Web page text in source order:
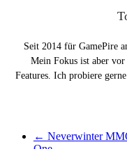
Seit 2014 für GamePire
Mein Fokus ist aber
Features. Ich probiere
← Neverwinter